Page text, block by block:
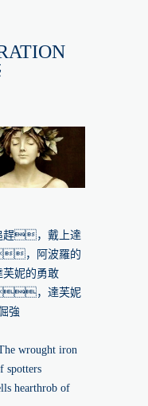
趕，戴上達
，阿波羅的
妮的勇敢
，達芙妮
強
wrought iron
spotters
hearthrob of